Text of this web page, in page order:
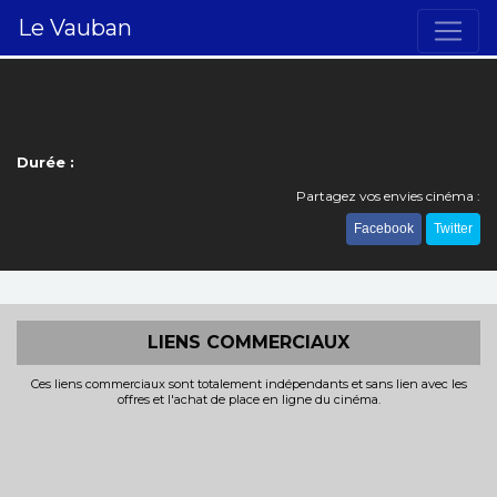
Le Vauban
Durée :
Partagez vos envies cinéma :
Facebook Twitter
LIENS COMMERCIAUX
Ces liens commerciaux sont totalement indépendants et sans lien avec les
offres et l'achat de place en ligne du cinéma.